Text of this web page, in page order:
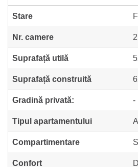
Stare
Nr. camere 2
Suprafață utilă
Suprafață construită
Gradină privată: -
Tipul apartamentului
Compartimentare
Confort